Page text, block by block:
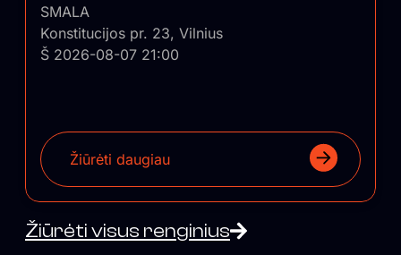
SMALA
Konstitucijos pr. 23, Vilnius
Š 2026-08-07 21:00
Žiūrėti daugiau
Žiūrėti visus renginius